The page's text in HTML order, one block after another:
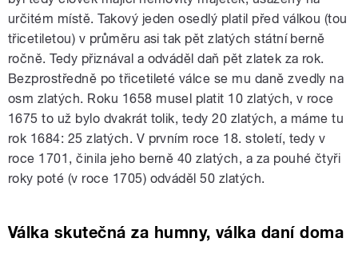
určitém místě. Takový jeden osedlý platil před válkou (tou
třicetiletou) v průměru asi tak pět zlatých státní berně
ročně. Tedy přiznával a odváděl daň pět zlatek za rok.
Bezprostředně po třicetileté válce se mu daně zvedly na
osm zlatých. Roku 1658 musel platit 10 zlatých, v roce
1675 to už bylo dvakrát tolik, tedy 20 zlatých, a máme tu
rok 1684: 25 zlatých. V prvním roce 18. století, tedy v
roce 1701, činila jeho berně 40 zlatých, a za pouhé čtyři
roky poté (v roce 1705) odváděl 50 zlatých.
Válka skutečná za humny, válka daní doma